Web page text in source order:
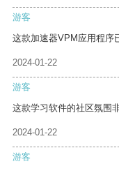
游客
这款加速器VPM应用程序
2024-01-22
游客
这款学习软件的社区氛围
2024-01-22
游客